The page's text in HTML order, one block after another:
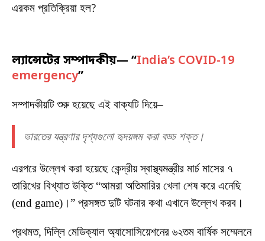
এরকম প্রতিক্রিয়া হল?
ল্যান্সেটের সম্পাদকীয়— “India’s COVID-19
emergency”
সম্পাদকীয়টি শুরু হয়েছে এই বাক্যটি দিয়ে–
ভারতের যন্ত্রণার দৃশ্যগুলো হৃদয়ঙ্গম করা বড্ড শক্ত।
এরপরে উল্লেখ করা হয়েছে কেন্দ্রীয় স্বাস্থ্যমন্ত্রীর মার্চ মাসের ৭
তারিখের বিখ্যাত উক্তি “আমরা অতিমারির খেলা শেষ করে এনেছি
(end game)।” প্রসঙ্গত দুটি ঘটনার কথা এখানে উল্লেখ করব।
প্রথমত, দিল্লি মেডিক্যাল অ্যাসোসিয়েশনের ৬২তম বার্ষিক সম্মেলনে